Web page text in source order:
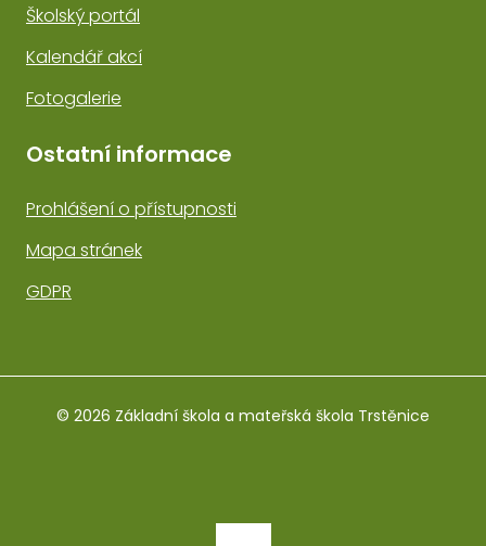
Školský portál
Kalendář akcí
Fotogalerie
Ostatní informace
Prohlášení o přístupnosti
Mapa stránek
GDPR
© 2026 Základní škola a mateřská škola Trstěnice